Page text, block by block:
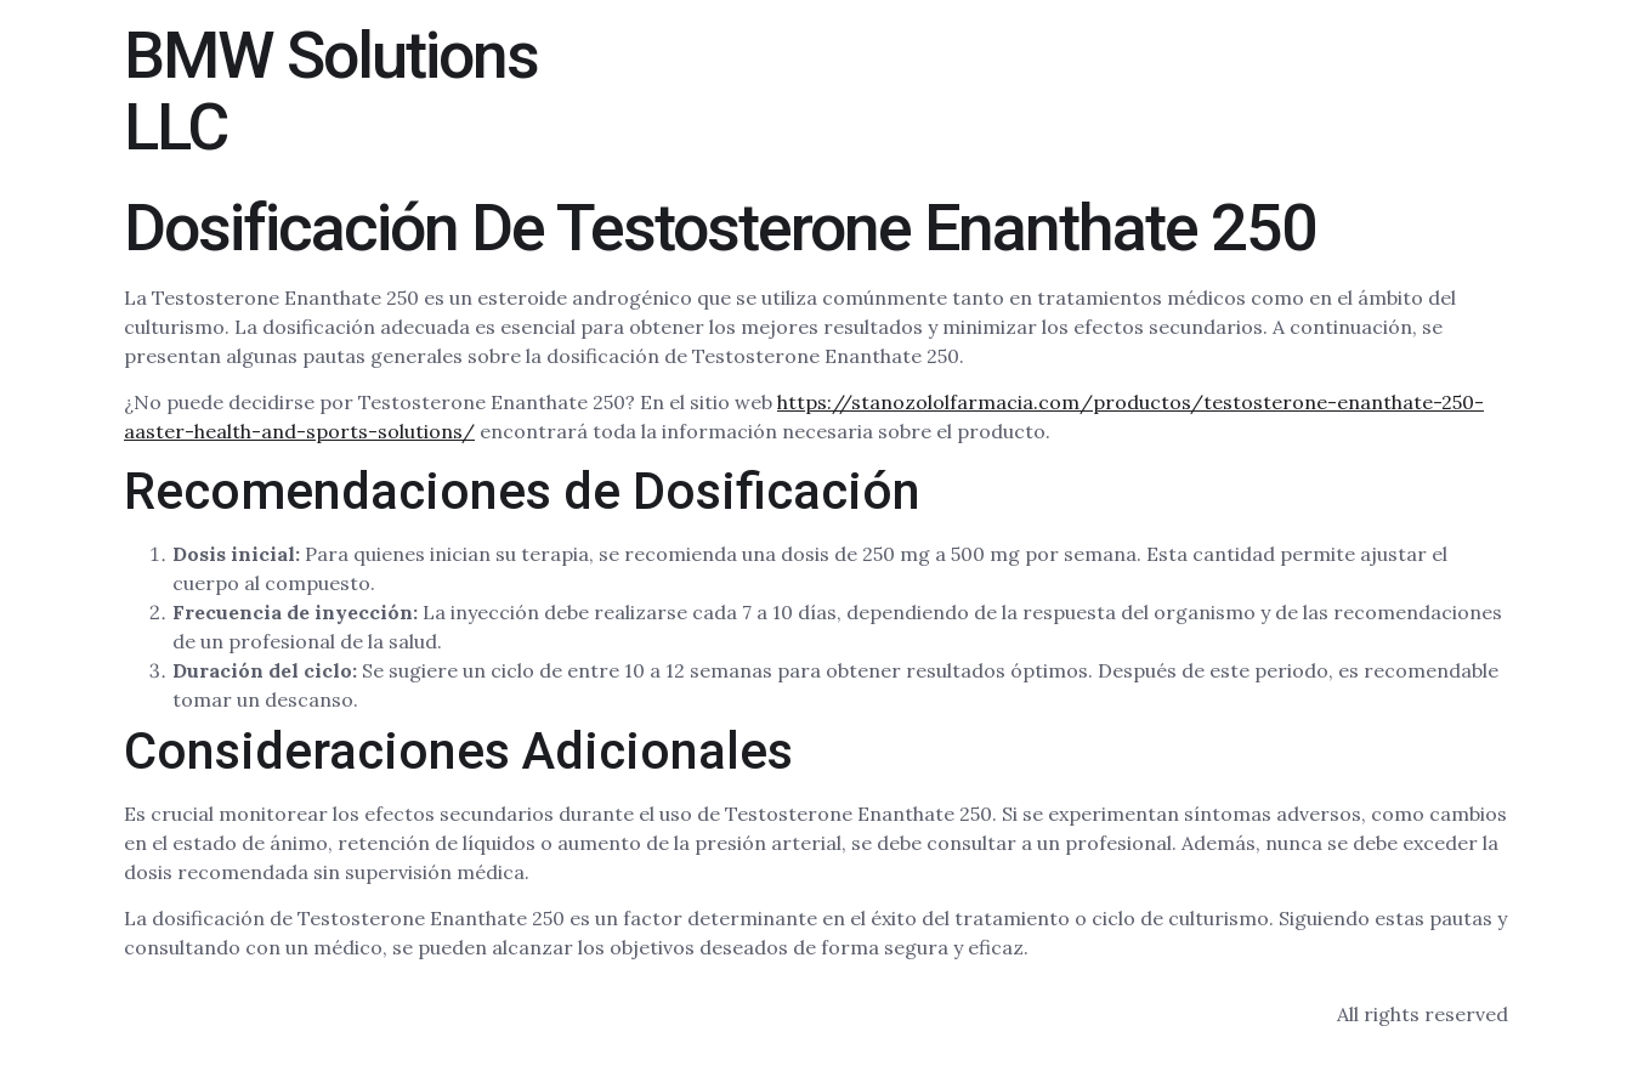
BMW Solutions
LLC
Dosificación De Testosterone Enanthate 250
La Testosterone Enanthate 250 es un esteroide androgénico que se utiliza comúnmente tanto en tratamientos médicos como en el ámbito del
culturismo. La dosificación adecuada es esencial para obtener los mejores resultados y minimizar los efectos secundarios. A continuación, se
presentan algunas pautas generales sobre la dosificación de Testosterone Enanthate 250.
¿No puede decidirse por Testosterone Enanthate 250? En el sitio web https://stanozololfarmacia.com/productos/testosterone-enanthate-250-
aaster-health-and-sports-solutions/ encontrará toda la información necesaria sobre el producto.
Recomendaciones de Dosificación
Dosis inicial: Para quienes inician su terapia, se recomienda una dosis de 250 mg a 500 mg por semana. Esta cantidad permite ajustar el
cuerpo al compuesto.
Frecuencia de inyección: La inyección debe realizarse cada 7 a 10 días, dependiendo de la respuesta del organismo y de las recomendaciones
de un profesional de la salud.
Duración del ciclo: Se sugiere un ciclo de entre 10 a 12 semanas para obtener resultados óptimos. Después de este periodo, es recomendable
tomar un descanso.
Consideraciones Adicionales
Es crucial monitorear los efectos secundarios durante el uso de Testosterone Enanthate 250. Si se experimentan síntomas adversos, como cambios
en el estado de ánimo, retención de líquidos o aumento de la presión arterial, se debe consultar a un profesional. Además, nunca se debe exceder la
dosis recomendada sin supervisión médica.
La dosificación de Testosterone Enanthate 250 es un factor determinante en el éxito del tratamiento o ciclo de culturismo. Siguiendo estas pautas y
consultando con un médico, se pueden alcanzar los objetivos deseados de forma segura y eficaz.
All rights reserved